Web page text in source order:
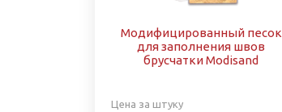
Модифицированный песок
для заполнения швов
брусчатки Modisand
Цена за штуку